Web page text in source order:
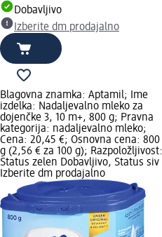
Dobavljivo
Izberite dm prodajalno
Blagovna znamka: Aptamil; Ime
izdelka: Nadaljevalno mleko za
dojenčke 3, 10 m+, 800 g; Pravna
kategorija: nadaljevalno mleko;
Cena: 20,45 €; Osnovna cena: 800
g (2,56 € za 100 g); Razpoložljivost:
Status zelen Dobavljivo, Status siv
Izberite dm prodajalno